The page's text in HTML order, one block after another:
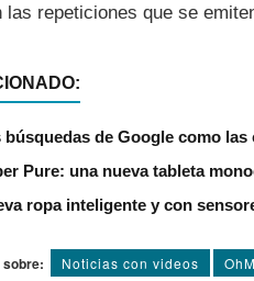
las repeticiones que se
búsquedas de Google como
Pure: una nueva tableta
ropa inteligente y con
Noticias con videos